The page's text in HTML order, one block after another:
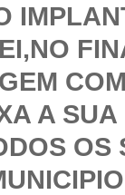
A
OS